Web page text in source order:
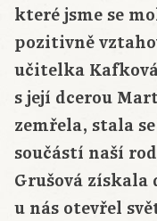
které jsme se
pozitivně
učitelka
s její dcerou
zemřela, stala
součástí naší
Grušová získala
u nás otevřel